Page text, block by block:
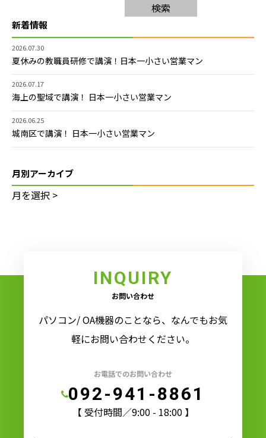
検索
新着情報
2026.07.30
夏休みの教職員研修で講演！日本一小さい営業マン
2026.07.17
海上の聖域で講演！ 日本一小さい営業マン
2026.06.25
城南区で講演！ 日本一小さい営業マン
月別アーカイブ
INQUIRY
お問い合わせ
パソコン/ OA機器のことなら、なんでもお気
軽にお問い合わせください。
お電話でのお問い合わせ
092-941-8861
【 受付時間／9:00 - 18:00 】